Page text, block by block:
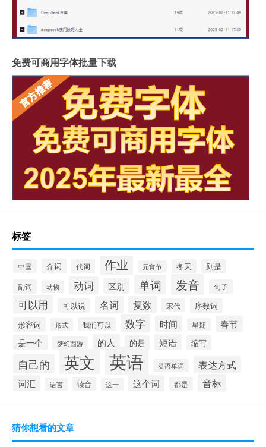
免费可商用字体批量下载
标签
中国 介词 代词 作业 元宵节 冬天
则是
副词
动物 动词 区别 单词 发音 句子
可以用 可以说 名词 复数 宋代
序数词
形容词
形式 我们可以 数字 时间 星期 春节
是一个 梦幻西游 的人 的是 短语 缩写
自己的 英文 英语 英语单词 表达方式
词汇 语言 读音 这一 这个词 都是 音标
猜你想看的文章